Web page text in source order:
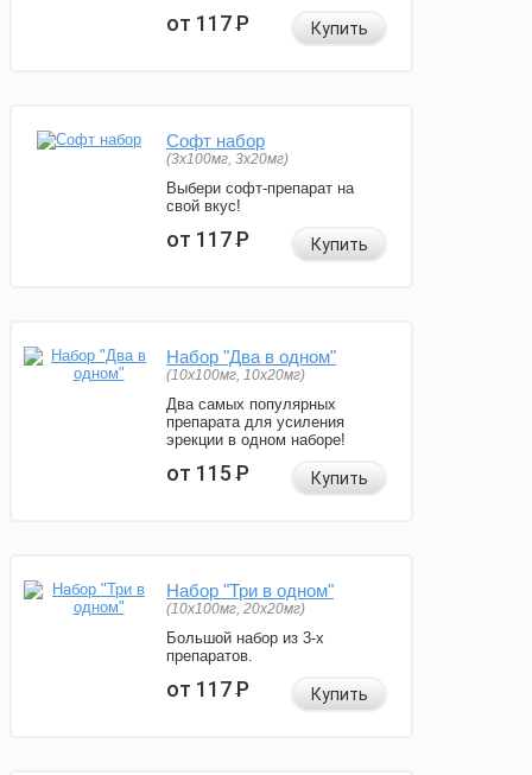
от 117Р Купить
Софт набор
(3x100мг, 3x20мг)
Выбери софт-препарат на
свой вкус!
от 117Р Купить
Набор "Два в одном"
(10x100мг, 10x20мг)
Два самых популярных
препарата для усиления
эрекции в одном наборе!
от 115Р Купить
Набор "Три в одном"
(10x100мг, 20x20мг)
Большой набор из 3-х
препаратов.
от 117Р Купить